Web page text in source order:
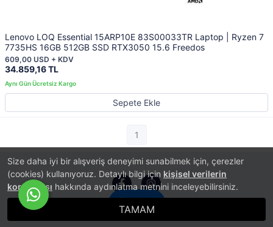
Size daha iyi bir alışveriş deneyimi sunabilmek için, çerezler
(cookies) kullanıyoruz. Detaylı bilgi için kişisel verilerin
korunması hakkında aydınlatma metnini inceleyebilirsiniz.
TAMAM
Lenovo LOQ Essential 15ARP10E 83S00033TR Laptop | Ryzen 7
7735HS 16GB 512GB SSD RTX3050 15.6 Freedos
34.859,16 TL
609,00 USD + KDV
Sepete Ekle
1
İletişim
E-Ticaret Sistemi